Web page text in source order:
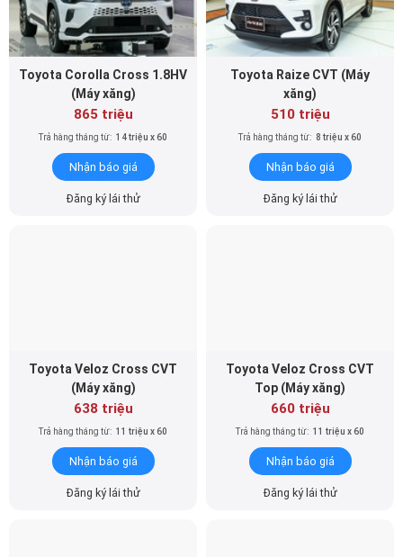
Toyota Corolla Cross 1.8HV
(Máy xăng)
865 triệu
Trả hàng tháng từ: 14 triệu x 60
Nhận báo giá
Đăng ký lái thử
Toyota Raize CVT (Máy
xăng)
510 triệu
Trả hàng tháng từ: 8 triệu x 60
Nhận báo giá
Đăng ký lái thử
Toyota Veloz Cross CVT
(Máy xăng)
638 triệu
Trả hàng tháng từ: 11 triệu x 60
Nhận báo giá
Đăng ký lái thử
Toyota Veloz Cross CVT
Top (Máy xăng)
660 triệu
Trả hàng tháng từ: 11 triệu x 60
Nhận báo giá
Đăng ký lái thử